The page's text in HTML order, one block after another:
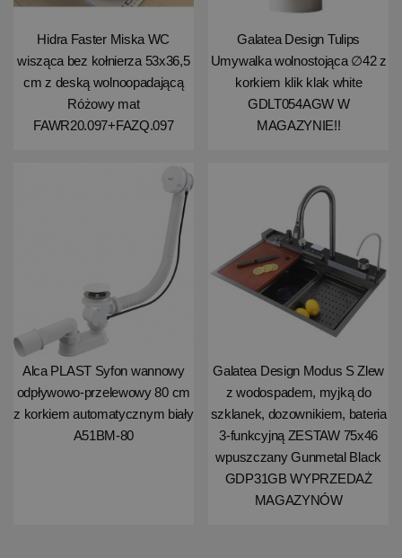
Hidra Faster Miska WC
wisząca bez kołnierza 53x36,5
cm z deską wolnoopadającą
Różowy mat
FAWR20.097+FAZQ.097
Galatea Design Tulips
Umywalka wolnostojąca ∅42 z
korkiem klik klak white
GDLT054AGW W
MAGAZYNIE!!
Alca PLAST Syfon wannowy
odpływowo-przelewowy 80 cm
z korkiem automatycznym biały
A51BM-80
Galatea Design Modus S Zlew
z wodospadem, myjką do
szklanek, dozownikiem, bateria
3-funkcyjną ZESTAW 75x46
wpuszczany Gunmetal Black
GDP31GB WYPRZEDAŻ
MAGAZYNÓW